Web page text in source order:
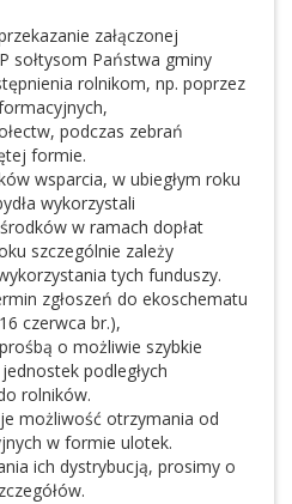
załączonej
sołtysom Państwa gminy
rolnikom, np. poprzez
podczas zebrań
formie.
wsparcia, w ubiegłym roku
wykorzystali
w ramach dopłat
szczególnie zależy
tych funduszy.
zgłoszeń do ekoschematu
czerwca br.),
o możliwie szybkie
podległych
rolników.
możliwość otrzymania od
w formie ulotek.
ich dystrybucją, prosimy o